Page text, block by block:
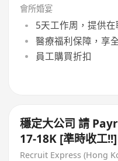
會所婚宴
5天工作周，提供
醫療福利保障，享
員工購買折扣
穩定大公司 請
17-18K [準時收工!!]
Recruit Express (Hong